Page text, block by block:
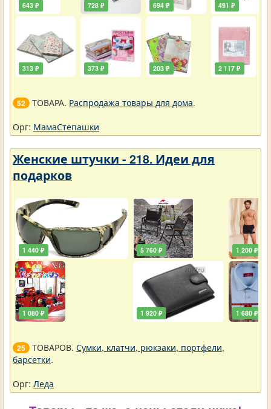
643 ₽
313 ₽
728 ₽
373 ₽
694 ₽
203 ₽
491 ₽
2 117 ₽
52 ТОВАРА. Распродажа товары для дома.
Орг: МамаСтепашки
Женские штучки - 218. Идеи для
подарков
1 440 ₽
1 080 ₽
5 760 ₽
1 920 ₽
1 200 ₽
1 680 ₽
25 ТОВАРОВ. Сумки, клатчи, рюкзаки, портфели,
барсетки.
Орг: Леда